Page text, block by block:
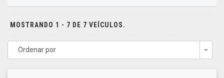
MOSTRANDO 1 - 7 DE 7 VEÍCULOS.
Ordenar por